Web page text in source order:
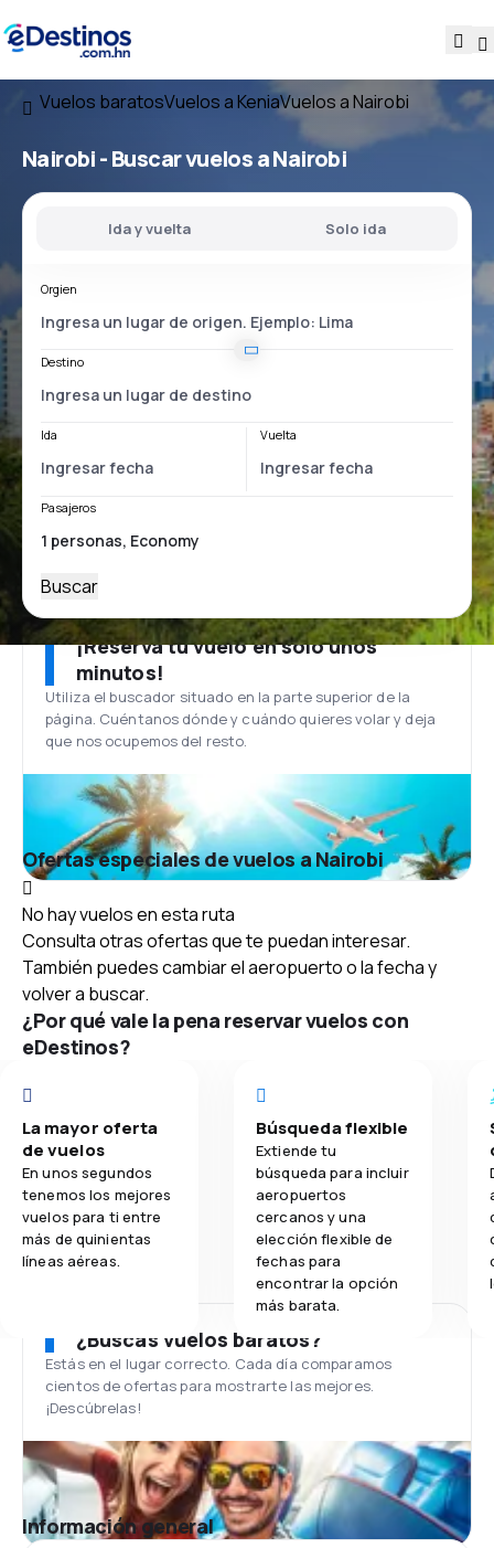
Vuelos baratosVuelos a KeniaVuelos a Nairobi
Nairobi - Buscar vuelos a Nairobi
Ida y vuelta Solo ida
Orgien
Destino
Ida Vuelta
Pasajeros
Buscar
¡Reserva tu vuelo en solo unos
minutos!
Utiliza el buscador situado en la parte superior de la
página. Cuéntanos dónde y cuándo quieres volar y deja
que nos ocupemos del resto.
Ofertas especiales de vuelos a Nairobi
No hay vuelos en esta ruta
Consulta otras ofertas que te puedan interesar.
También puedes cambiar el aeropuerto o la fecha y
volver a buscar.
¿Por qué vale la pena reservar vuelos con
eDestinos?
La mayor oferta
de vuelos
En unos segundos
tenemos los mejores
vuelos para ti entre
más de quinientas
líneas aéreas.
Búsqueda flexible
Extiende tu
búsqueda para incluir
aeropuertos
cercanos y una
elección flexible de
fechas para
encontrar la opción
más barata.
¿Buscas vuelos baratos?
Estás en el lugar correcto. Cada día comparamos
cientos de ofertas para mostrarte las mejores.
¡Descúbrelas!
Información general